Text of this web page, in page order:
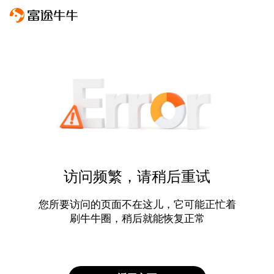
访问频繁，请稍后重试
您所要访问的页面不在这儿，它可能正忙着
刷牛牛圈，稍后就能恢复正常